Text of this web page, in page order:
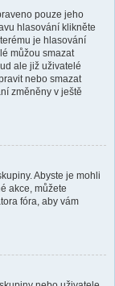
pouze jeho
hlasování klikněte
je hlasování
můžou smazat
ale již uživatelé
nebo smazat
změněny v ještě
Abyste je mohli
akce, můžete
fóra, aby vám